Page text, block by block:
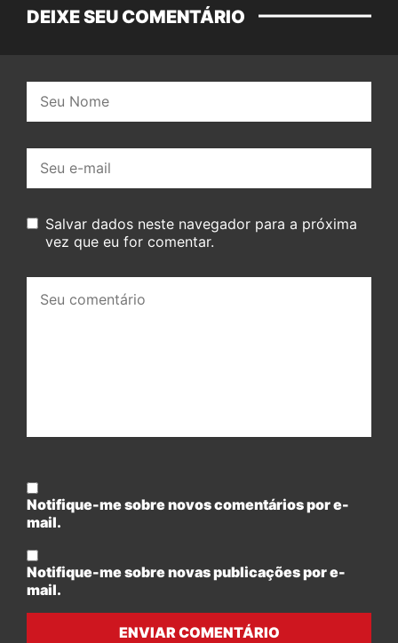
DEIXE SEU COMENTÁRIO
mail:
Salvar dados neste navegador para a próxima
vez que eu for comentar.
comentário:
Notifique-me sobre novos comentários por e-
mail.
Notifique-me sobre novas publicações por e-
mail.
ENVIAR COMENTÁRIO